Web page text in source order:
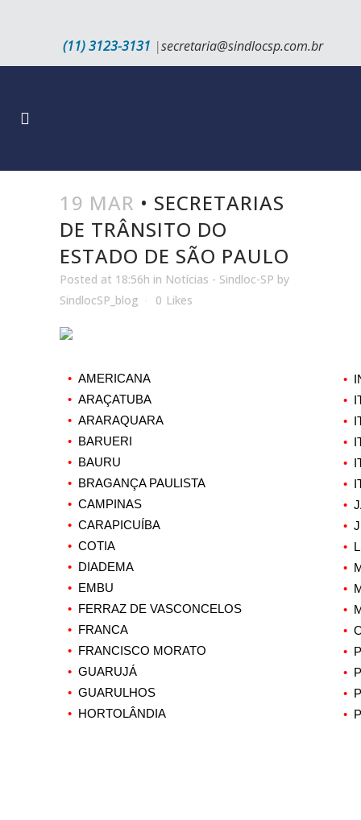
(11) 3123-3131 |secretaria@sindlocsp.com.br
19 MAR • SECRETARIAS
DE TRÂNSITO DO
ESTADO DE SÃO PAULO
Posted at 18:56h in Notícias - Sindloc-SP by
SindlocSP_blog
0 Likes
• AMERICANA
• ARAÇATUBA
• ARARAQUARA
•
BARUERI
•
BAURU
•
BRAGANÇA PAULISTA
• CAMPINAS
• CARAPICUÍBA
• COTIA
•
DIADEMA
•
EMBU
•
FERRAZ DE VASCONCELOS
•
FRANCA
•
FRANCISCO MORATO
• GUARUJÁ
• GUARULHOS
•
HORTOLÂNDIA
•
•
•
•
•
•
•
•
•
•
•
•
•
•
•
•
•